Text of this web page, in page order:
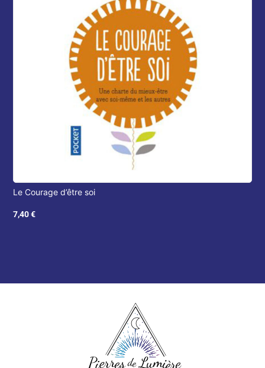
Le Courage d’être soi
7,40€